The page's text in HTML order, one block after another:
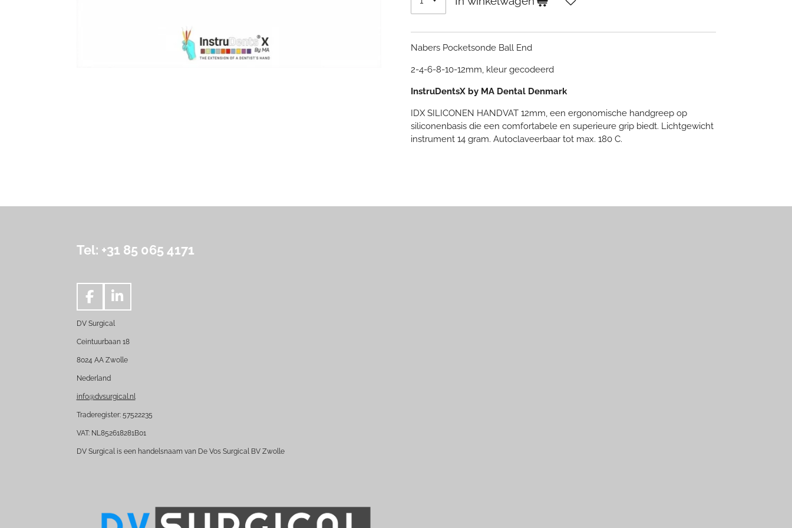
Nabers Pocketsonde Ball End
2-4-6-8-10-12mm, kleur gecodeerd
InstruDentsX by MA Dental Denmark
IDX SILICONEN HANDVAT 12mm, een ergonomische handgreep op
siliconenbasis die een comfortabele en superieure grip biedt. Lichtgewicht
instrument 14 gram. Autoclaveerbaar tot max. 180 C.
Tel: +31 85 065 4171
F
c
e
o
k
L
n
k
n
DV Surgical
Ceintuurbaan 18
8024 AA Zwolle
Nederland
info@dvsurgical.nl
Traderegister: 57522235
VAT: NL852618281B01
DV Surgical is een handelsnaam van De Vos Surgical BV Zwolle